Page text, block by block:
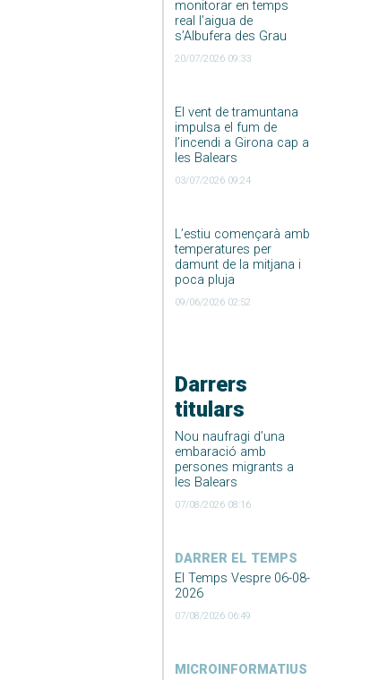
monitorar en temps
real l’aigua de
s’Albufera des Grau
20/07/2026 09:33
El vent de tramuntana
impulsa el fum de
l’incendi a Girona cap a
les Balears
03/07/2026 09:24
L’estiu començarà amb
temperatures per
damunt de la mitjana i
poca pluja
09/06/2026 02:52
Darrers
titulars
Nou naufragi d’una
embaració amb
persones migrants a
les Balears
07/08/2026 08:16
DARRER EL TEMPS
El Temps Vespre 06-08-
2026
07/08/2026 06:49
MICROINFORMATIUS